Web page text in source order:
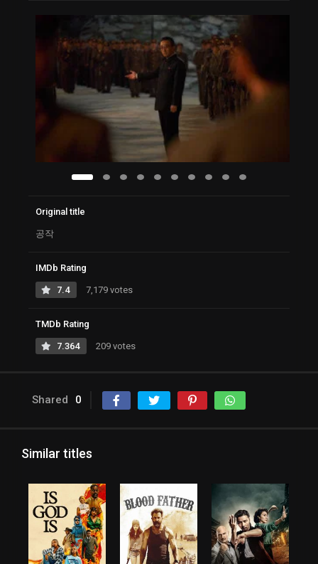
Original title
공작
IMDb Rating
7.4 7,179 votes
TMDb Rating
7.364 209 votes
Shared 0
Similar titles